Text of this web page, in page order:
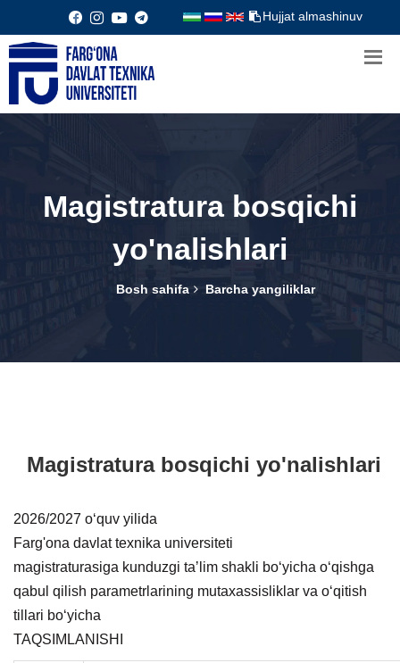
Hujjat almashinuv
Magistratura bosqichi
yo'nalishlari
Bosh sahifa Barcha yangiliklar
Magistratura bosqichi yo'nalishlari
2026/2027 o‘quv yilida
Farg'ona davlat texnika universiteti
magistraturasiga kunduzgi taʼlim shakli boʻyicha oʻqishga
qabul qilish parametrlarining mutaxassisliklar va oʻqitish
tillari boʻyicha
TAQSIMLANISHI